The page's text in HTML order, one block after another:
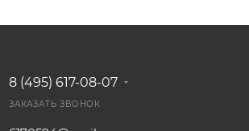
8 (495) 617-08-07
ЗАКАЗАТЬ ЗВОНОК